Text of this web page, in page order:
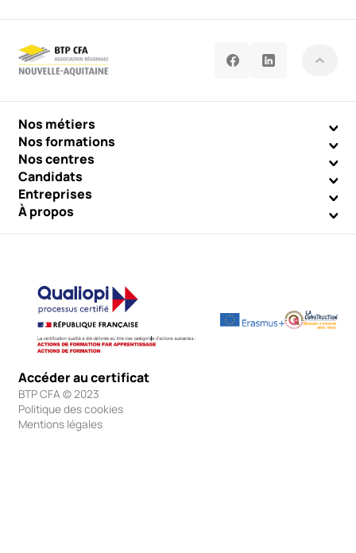
Nos métiers
Nos formations
Nos centres
Candidats
Entreprises
À propos
Accéder au certificat
BTP CFA © 2023
Politique des cookies
Mentions légales